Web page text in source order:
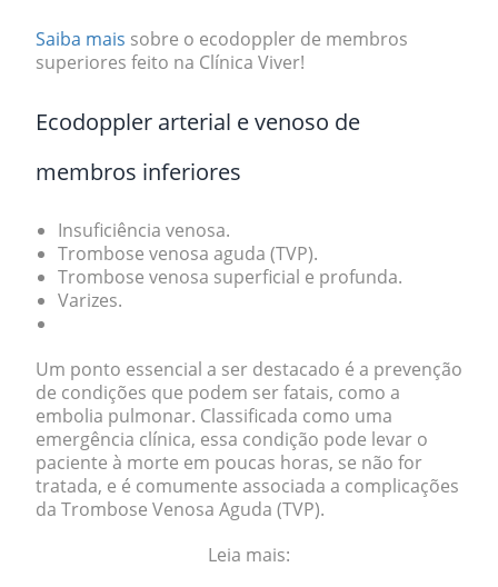
Saiba mais sobre o ecodoppler de membros
superiores feito na Clínica Viver!
Ecodoppler arterial e venoso de
membros inferiores
Insuficiência venosa.
Trombose venosa aguda (TVP).
Trombose venosa superficial e profunda.
Varizes.
Um ponto essencial a ser destacado é a prevenção
de condições que podem ser fatais, como a
embolia pulmonar. Classificada como uma
emergência clínica, essa condição pode levar o
paciente à morte em poucas horas, se não for
tratada, e é comumente associada a complicações
da Trombose Venosa Aguda (TVP).
Leia mais: